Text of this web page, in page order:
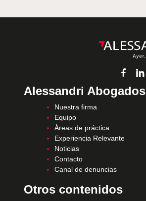
Alessandri Abogados
Nuestra firma
Equipo
Áreas de práctica
Experiencia Relevante
Noticias
Contacto
Canal de denuncias
Otros contenidos